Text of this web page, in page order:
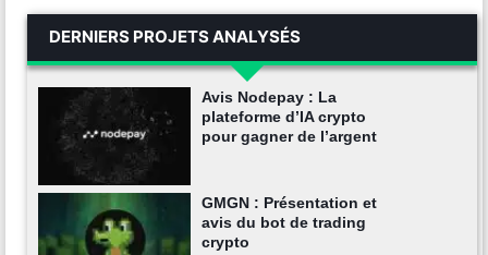
DERNIERS PROJETS ANALYSÉS
Avis Nodepay : La
plateforme d’IA crypto
pour gagner de l’argent
GMGN : Présentation et
avis du bot de trading
crypto